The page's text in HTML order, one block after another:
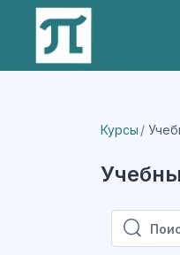
Перейти к основному
Курсы
Поиск